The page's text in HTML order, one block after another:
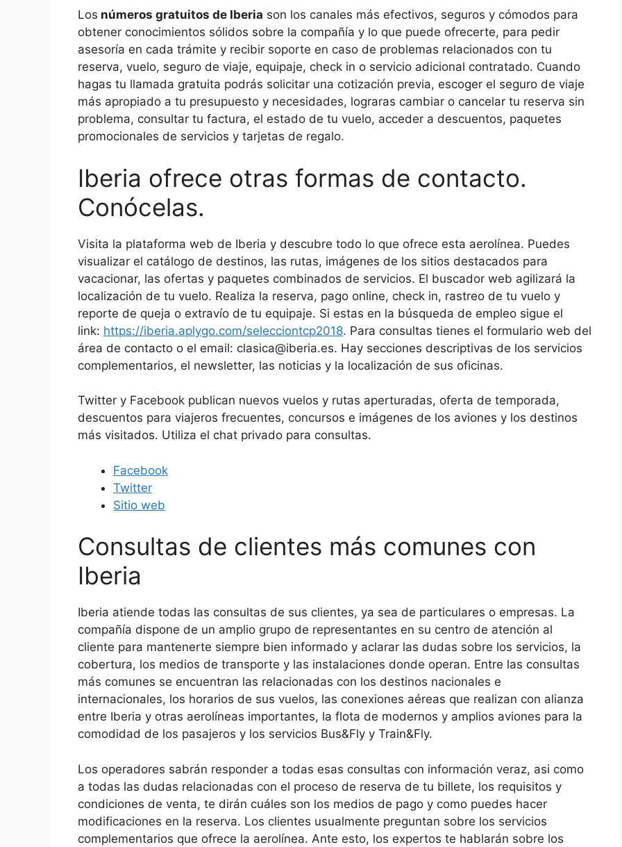
Los números gratuitos de Iberia son los canales más efectivos, seguros y cómodos para
obtener conocimientos sólidos sobre la compañía y lo que puede ofrecerte, para pedir
asesoría en cada trámite y recibir soporte en caso de problemas relacionados con tu
reserva, vuelo, seguro de viaje, equipaje, check in o servicio adicional contratado. Cuando
hagas tu llamada gratuita podrás solicitar una cotización previa, escoger el seguro de viaje
más apropiado a tu presupuesto y necesidades, lograras cambiar o cancelar tu reserva sin
problema, consultar tu factura, el estado de tu vuelo, acceder a descuentos, paquetes
promocionales de servicios y tarjetas de regalo.
Iberia ofrece otras formas de contacto.
Conócelas.
Visita la plataforma web de Iberia y descubre todo lo que ofrece esta aerolínea. Puedes
visualizar el catálogo de destinos, las rutas, imágenes de los sitios destacados para
vacacionar, las ofertas y paquetes combinados de servicios. El buscador web agilizará la
localización de tu vuelo. Realiza la reserva, pago online, check in, rastreo de tu vuelo y
reporte de queja o extravío de tu equipaje. Si estas en la búsqueda de empleo sigue el
link: https://iberia.aplygo.com/selecciontcp2018. Para consultas tienes el formulario web del
área de contacto o el email: clasica@iberia.es. Hay secciones descriptivas de los servicios
complementarios, el newsletter, las noticias y la localización de sus oficinas.
Twitter y Facebook publican nuevos vuelos y rutas aperturadas, oferta de temporada,
descuentos para viajeros frecuentes, concursos e imágenes de los aviones y los destinos
más visitados. Utiliza el chat privado para consultas.
Facebook
Twitter
Sitio web
Consultas de clientes más comunes con
Iberia
Iberia atiende todas las consultas de sus clientes, ya sea de particulares o empresas. La
compañía dispone de un amplio grupo de representantes en su centro de atención al
cliente para mantenerte siempre bien informado y aclarar las dudas sobre los servicios, la
cobertura, los medios de transporte y las instalaciones donde operan. Entre las consultas
más comunes se encuentran las relacionadas con los destinos nacionales e
internacionales, los horarios de sus vuelos, las conexiones aéreas que realizan con alianza
entre Iberia y otras aerolíneas importantes, la flota de modernos y amplios aviones para la
comodidad de los pasajeros y los servicios Bus&Fly y Train&Fly.
Los operadores sabrán responder a todas esas consultas con información veraz, asi como
a todas las dudas relacionadas con el proceso de reserva de tu billete, los requisitos y
condiciones de venta, te dirán cuáles son los medios de pago y como puedes hacer
modificaciones en la reserva. Los clientes usualmente preguntan sobre los servicios
complementarios que ofrece la aerolínea. Ante esto, los expertos te hablarán sobre los